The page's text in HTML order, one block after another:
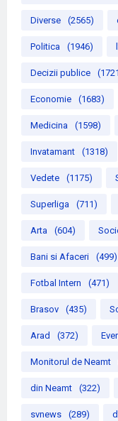
Diverse (2565)
Politica (1946)
Decizii publice
Economie (1683)
Medicina (1598)
Invatamant (1318)
Vedete (1175)
Superliga (711)
Arta (604)
Bani si Afaceri (499)
Fotbal Intern (471)
Brasov (435)
Arad (372)
Monitorul de Neamt
din Neamt (322)
svnews (289)